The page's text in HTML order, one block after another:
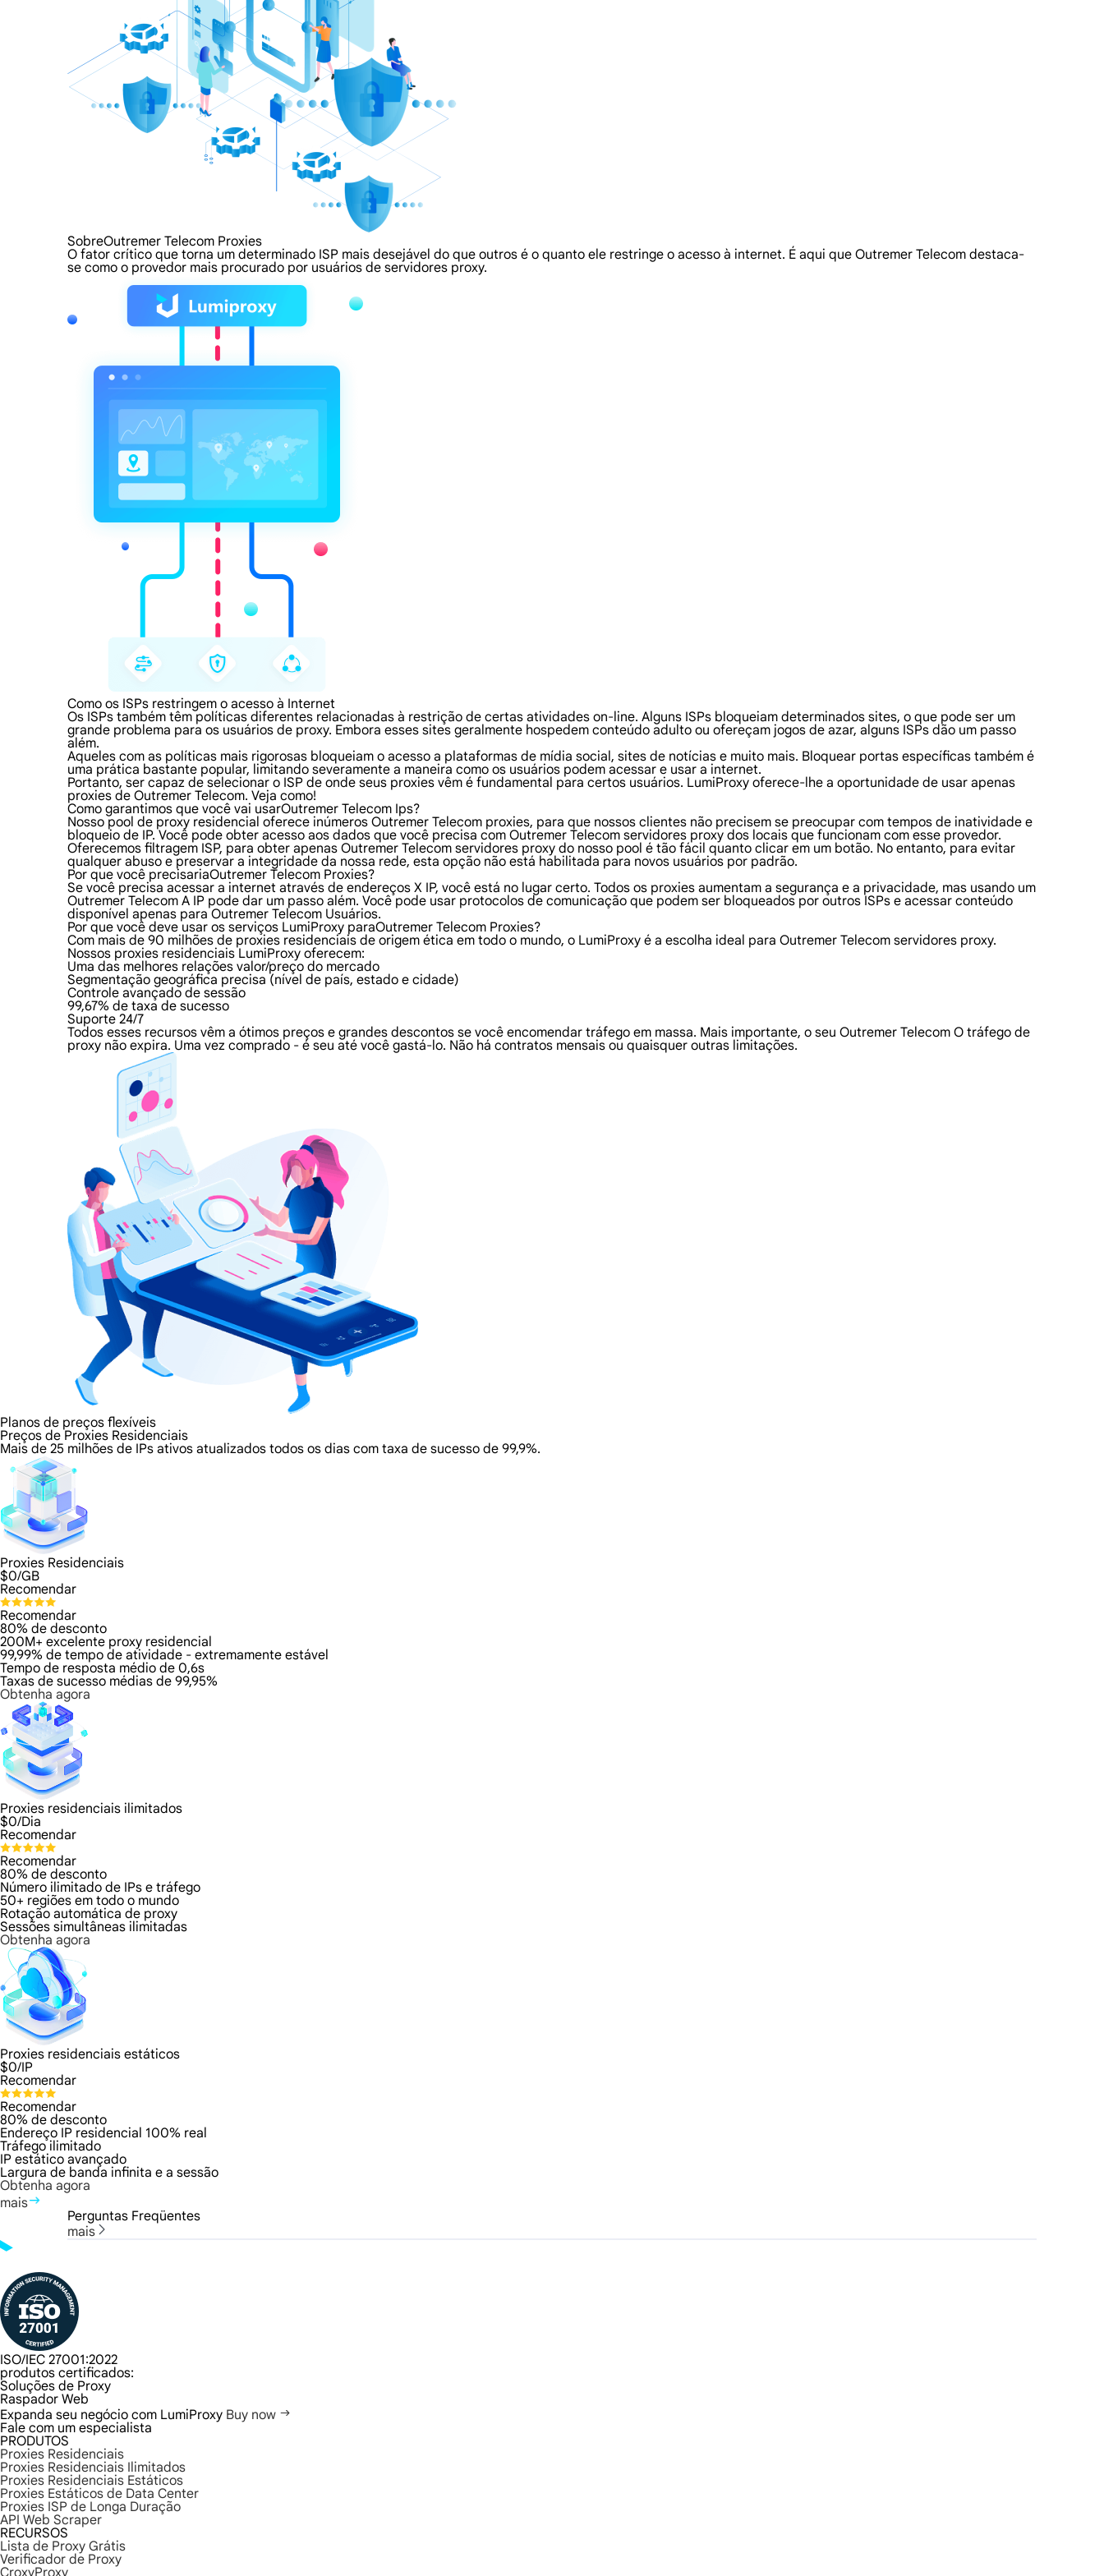
SobreOutremer Telecom Proxies
O fator crítico que torna um determinado ISP mais desejável do que outros é o quanto ele restringe o acesso à internet. É aqui que Outremer Telecom destaca-
se como o provedor mais procurado por usuários de servidores proxy.
Como os ISPs restringem o acesso à Internet
Os ISPs também têm políticas diferentes relacionadas à restrição de certas atividades on-line. Alguns ISPs bloqueiam determinados sites, o que pode ser um
grande problema para os usuários de proxy. Embora esses sites geralmente hospedem conteúdo adulto ou ofereçam jogos de azar, alguns ISPs dão um passo
além.
Aqueles com as políticas mais rigorosas bloqueiam o acesso a plataformas de mídia social, sites de notícias e muito mais. Bloquear portas específicas também é
uma prática bastante popular, limitando severamente a maneira como os usuários podem acessar e usar a internet.
Portanto, ser capaz de selecionar o ISP de onde seus proxies vêm é fundamental para certos usuários. LumiProxy oferece-lhe a oportunidade de usar apenas
proxies de Outremer Telecom. Veja como!
Como garantimos que você vai usarOutremer Telecom Ips?
Nosso pool de proxy residencial oferece inúmeros Outremer Telecom proxies, para que nossos clientes não precisem se preocupar com tempos de inatividade e
bloqueio de IP. Você pode obter acesso aos dados que você precisa com Outremer Telecom servidores proxy dos locais que funcionam com esse provedor.
Oferecemos filtragem ISP, para obter apenas Outremer Telecom servidores proxy do nosso pool é tão fácil quanto clicar em um botão. No entanto, para evitar
qualquer abuso e preservar a integridade da nossa rede, esta opção não está habilitada para novos usuários por padrão.
Por que você precisariaOutremer Telecom Proxies?
Se você precisa acessar a internet através de endereços X IP, você está no lugar certo. Todos os proxies aumentam a segurança e a privacidade, mas usando um
Outremer Telecom A IP pode dar um passo além. Você pode usar protocolos de comunicação que podem ser bloqueados por outros ISPs e acessar conteúdo
disponível apenas para Outremer Telecom Usuários.
Por que você deve usar os serviços LumiProxy paraOutremer Telecom Proxies?
Com mais de 90 milhões de proxies residenciais de origem ética em todo o mundo, o LumiProxy é a escolha ideal para Outremer Telecom servidores proxy.
Nossos proxies residenciais LumiProxy oferecem:
Uma das melhores relações valor/preço do mercado
Segmentação geográfica precisa (nível de país, estado e cidade)
Controle avançado de sessão
99,67% de taxa de sucesso
Suporte 24/7
Todos esses recursos vêm a ótimos preços e grandes descontos se você encomendar tráfego em massa. Mais importante, o seu Outremer Telecom O tráfego de
proxy não expira. Uma vez comprado - é seu até você gastá-lo. Não há contratos mensais ou quaisquer outras limitações.
Planos de preços flexíveis
Preços de Proxies Residenciais
Mais de 25 milhões de IPs ativos atualizados todos os dias com taxa de sucesso de 99,9%.
Proxies Residenciais
$0/GB
Recomendar
Recomendar
80% de desconto
200M+ excelente proxy residencial
99,99% de tempo de atividade - extremamente estável
Tempo de resposta médio de 0,6s
Taxas de sucesso médias de 99,95%
Obtenha agora
Proxies residenciais ilimitados
$0/Dia
Recomendar
Recomendar
80% de desconto
Número ilimitado de IPs e tráfego
50+ regiões em todo o mundo
Rotação automática de proxy
Sessões simultâneas ilimitadas
Obtenha agora
Proxies residenciais estáticos
$0/IP
Recomendar
Recomendar
80% de desconto
Endereço IP residencial 100% real
Tráfego ilimitado
IP estático avançado
Largura de banda infinita e a sessão
Obtenha agora
mais
Perguntas Freqüentes
mais
ISO/IEC 27001:2022
produtos certificados:
Soluções de Proxy
Raspador Web
Expanda seu negócio com LumiProxy Buy now
Fale com um especialista
PRODUTOS
Proxies Residenciais
Proxies Residenciais Ilimitados
Proxies Residenciais Estáticos
Proxies Estáticos de Data Center
Proxies ISP de Longa Duração
API Web Scraper
RECURSOS
Lista de Proxy Grátis
Verificador de Proxy
CroxyProxy